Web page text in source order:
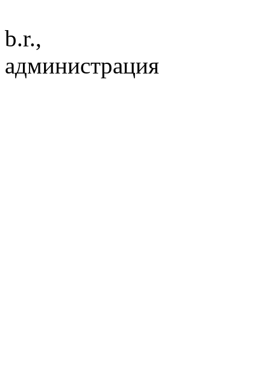
b.r.,
администрация